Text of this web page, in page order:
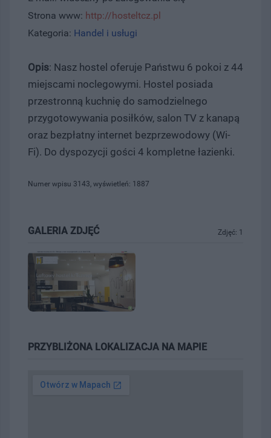
Strona www: http://hosteltcz.pl
Kategoria: Handel i usługi
Opis: Nasz hostel oferuje Państwu 6 pokoi z 44
miejscami noclegowymi. Hostel posiada
przestronną kuchnię do samodzielnego
przygotowywania posiłków, salon TV z kanapą
oraz bezpłatny internet bezprzewodowy (Wi-
Fi). Do dyspozycji gości 4 kompletne łazienki.
Numer wpisu 3143, wyświetleń: 1887
Zdjęć: 1
GALERIA ZDJĘĆ
PRZYBLIŻONA LOKALIZACJA NA MAPIE